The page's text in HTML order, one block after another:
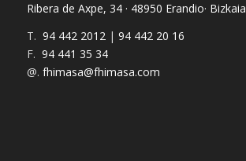
Ribera de Axpe, 34 · 48950 Erandio· Bizkaia
T. 94 442 2012| 94 442 20 16
F. 94 441 35 34
@. fhimasa@fhimasa.com